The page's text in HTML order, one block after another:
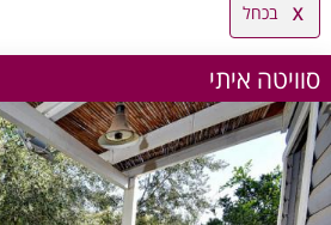
בכחל
סוויטה איתי